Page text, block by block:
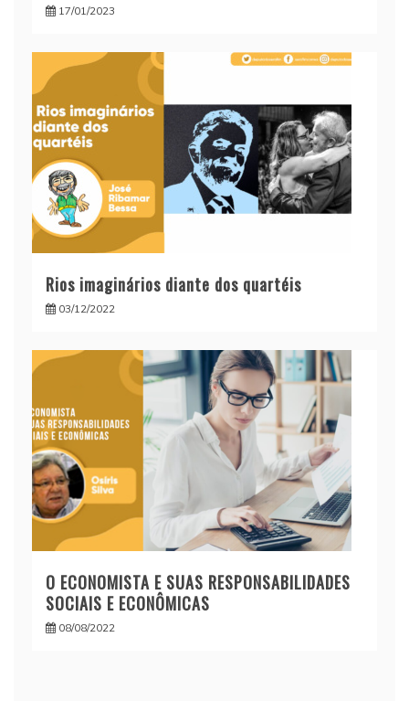
17/01/2023
Rios imaginários diante dos quartéis
03/12/2022
O ECONOMISTA E SUAS RESPONSABILIDADES
SOCIAIS E ECONÔMICAS
08/08/2022